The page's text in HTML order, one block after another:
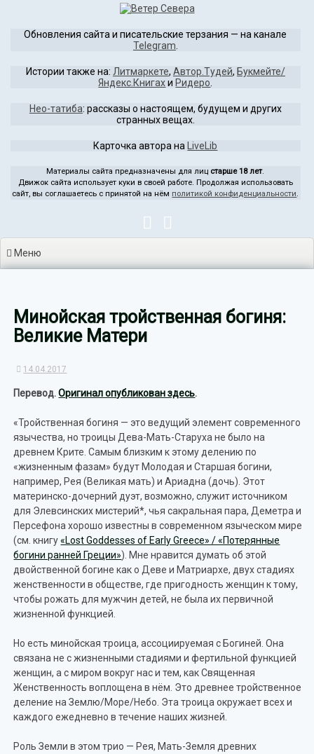
содержимому
Обновления сайта и писательские терзания — на канале
Telegram
Истории также на: Литмаркете, Автор.Тудей, Букмейте/
Яндекс.Книгахи Ридеро
Нео-татиба: рассказы о настоящем, будущем и других
странных вещах.
Карточка автора на LiveLib
Материалы сайта предназначены для лиц старше 18 лет.
Движок сайта использует куки в своей работе. Продолжая использовать
сайт, вы соглашаетесь с принятой на нём политикой конфиденциальности.
Меню
Минойская тройственная богиня:
Великие Матери
14.04.2017
Перевод.Оригинал опубликован здесь.
«Тройственная богиня — это ведущий элемент современного
язычества, но троицы Дева-Мать-Старуха не было на
древнем Крите. Самым близким к этому делению по
«жизненным фазам» будут Молодая и Старшая богини,
например, Рея (Великая мать) и Ариадна (дочь). Этот
материнско-дочерний дуэт, возможно, служит источником
для Элевсинских мистерий*, чья сакральная пара, Деметра и
Персефона хорошо известны в современном языческом мире
(см. книгу«Lost Goddesses of Early Greece» / «Потерянные
богини ранней Греции»). Мне нравится думать об этой
двойственной богине как о Деве и Матриархе, двух стадиях
женственности в обществе, где пригодность женщин к тому,
чтобы рожать для мужчин детей, не была их первичной
жизненной функцией.
Но есть минойская троица, ассоциируемая с Богиней. Она
связана не с жизненными стадиями и фертильной функцией
женщин, а с миром вокруг нас и тем, как Священная
Женственность воплощена в нём. Это древнее тройственное
деление на Землю/Море/Небо. Эта троица окружает всех и
каждого ежедневно в течение наших жизней.
Роль Земли в этом трио — Рея, Мать-Земля древних